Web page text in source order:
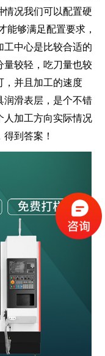
情况我们可以配置硬
能够满足配置要求，
工中心是比较合适的
量较轻，吃刀量也较
，并且加工的速度
润滑表层，是个不错
人加工方向实际情况
到答案！